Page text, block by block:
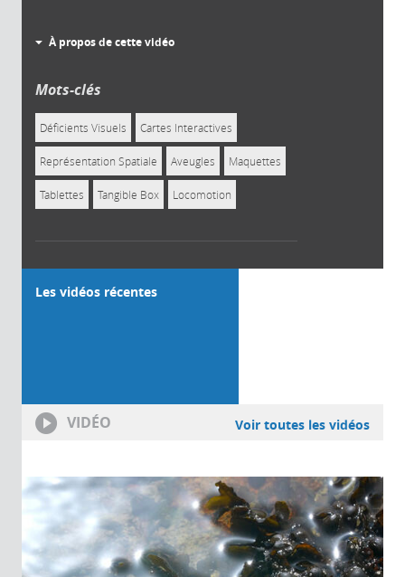
À propos de cette vidéo
Mots-clés
Déficients Visuels Cartes Interactives
Représentation Spatiale Aveugles Maquettes
Tablettes Tangible Box Locomotion
Les vidéos récentes
VIDÉO Voir toutes les vidéos